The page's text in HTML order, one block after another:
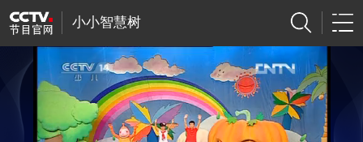
小小智慧树